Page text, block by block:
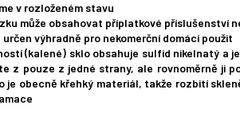
v rozloženém stavu
může obsahovat příplatkové příslušenství
výhradně pro nekomerční domácí použit
(kalené) sklo obsahuje sulfid nikelnatý a
z pouze z jedné strany, ale rovnoměrně ji
je obecně křehký materiál, takže rozbití